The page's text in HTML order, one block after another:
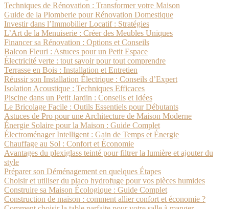
Techniques de Rénovation : Transformer votre Maison
Guide de la Plomberie pour Rénovation Domestique
Investir dans l’Immobilier Locatif : Stratégies
L’Art de la Menuiserie : Créer des Meubles Uniques
Financer sa Rénovation : Options et Conseils
Balcon Fleuri : Astuces pour un Petit Espace
Électricité verte : tout savoir pour tout comprendre
Terrasse en Bois : Installation et Entretien
Réussir son Installation Électrique : Conseils d’Expert
Isolation Acoustique : Techniques Efficaces
Piscine dans un Petit Jardin : Conseils et Idées
Le Bricolage Facile : Outils Essentiels pour Débutants
Astuces de Pro pour une Architecture de Maison Moderne
Énergie Solaire pour la Maison : Guide Complet
Électroménager Intelligent : Gain de Temps et Énergie
Chauffage au Sol : Confort et Économie
Avantages du plexiglass teinté pour filtrer la lumière et ajouter du
style
Préparer son Déménagement en quelques Étapes
Choisir et utiliser du placo hydrofuge pour vos pièces humides
Construire sa Maison Écologique : Guide Complet
Construction de maison : comment allier confort et économie ?